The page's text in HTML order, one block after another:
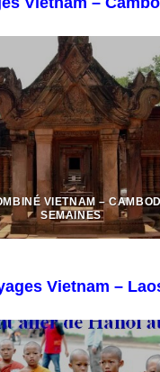
VIETNAM –
SEMAINES
Vietnam –